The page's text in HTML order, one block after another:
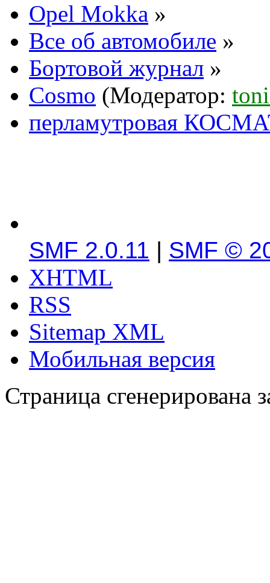
Opel Mokka »
Все об автомобиле »
Бортовой журнал »
Cosmo (Модератор:
перламутровая
SMF 2.0.11 | SMF ©
XHTML
RSS
Sitemap XML
Мобильная версия
Страница сгенерирована